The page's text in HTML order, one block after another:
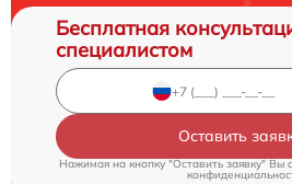
Бесплатная
специалистом
Оставить
Нажимая на кнопку "Оставить заявку" Вы